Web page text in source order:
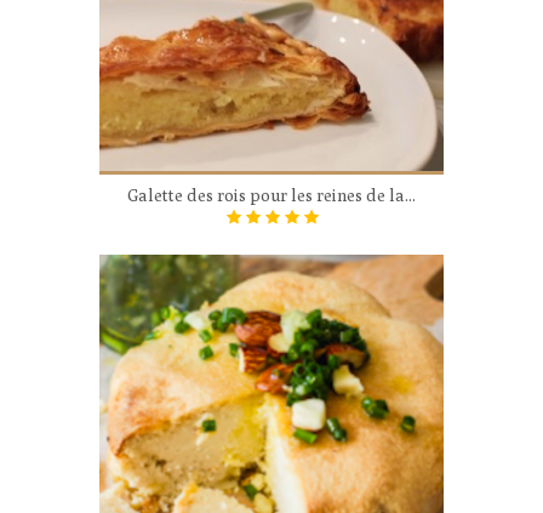
Galette des rois pour les reines de la...